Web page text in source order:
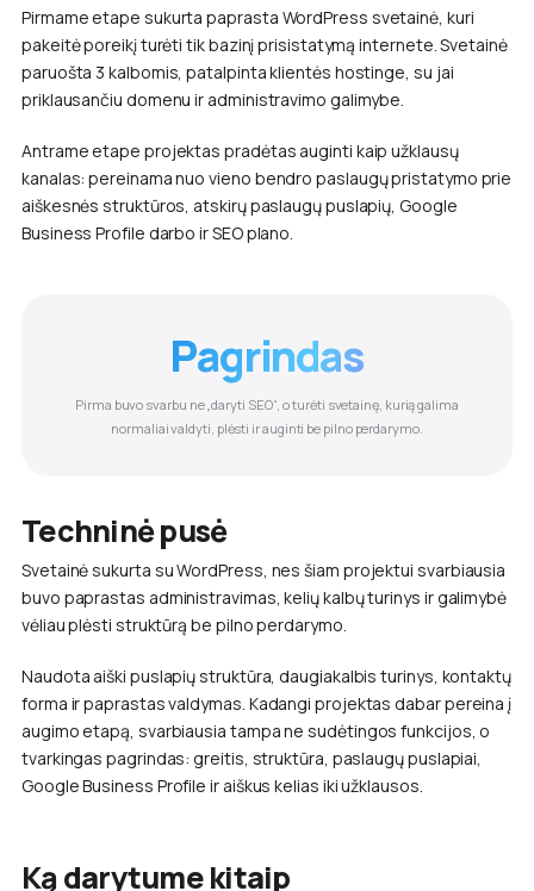
Pirmame etape sukurta paprasta WordPress svetainė, kuri
pakeitė poreikį turėti tik bazinį prisistatymą internete. Svetainė
paruošta 3 kalbomis, patalpinta klientės hostinge, su jai
priklausančiu domenu ir administravimo galimybe.
Antrame etape projektas pradėtas auginti kaip užklausų
kanalas: pereinama nuo vieno bendro paslaugų pristatymo prie
aiškesnės struktūros, atskirų paslaugų puslapių, Google
Business Profile darbo ir SEO plano.
Pagrindas
Pirma buvo svarbu ne „daryti SEO“, o turėti svetainę, kurią galima
normaliai valdyti, plėsti ir auginti be pilno perdarymo.
Techninė pusė
Svetainė sukurta su WordPress, nes šiam projektui svarbiausia
buvo paprastas administravimas, kelių kalbų turinys ir galimybė
vėliau plėsti struktūrą be pilno perdarymo.
Naudota aiški puslapių struktūra, daugiakalbis turinys, kontaktų
forma ir paprastas valdymas. Kadangi projektas dabar pereina į
augimo etapą, svarbiausia tampa ne sudėtingos funkcijos, o
tvarkingas pagrindas: greitis, struktūra, paslaugų puslapiai,
Google Business Profile ir aiškus kelias iki užklausos.
Ką darytume kitaip